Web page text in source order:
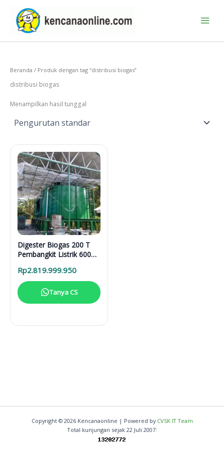
konten
Beranda / Produk dengan tag “distribusi biogas”
distribusi biogas
Menampilkan hasil tunggal
Digester Biogas 200 T
Pembangkit Listrik 600
Rp2.819.999.950
Tanya CS
Copyright © 2026 Kencanaonline | Powered by CVSK IT Team
Total kunjungan sejak 22 Juli 2007: